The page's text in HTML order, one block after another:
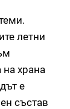
летни
храна
е
състав